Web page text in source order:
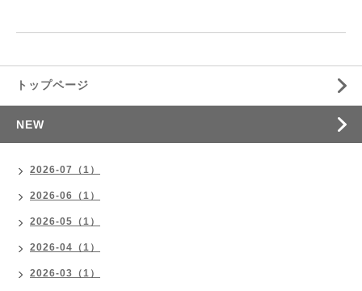
トップページ
NEW
2026-07（1）
2026-06（1）
2026-05（1）
2026-04（1）
2026-03（1）